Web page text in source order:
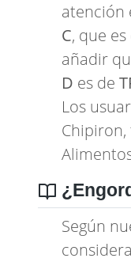
atención
C, que es
añadir
D es de
Los
Según